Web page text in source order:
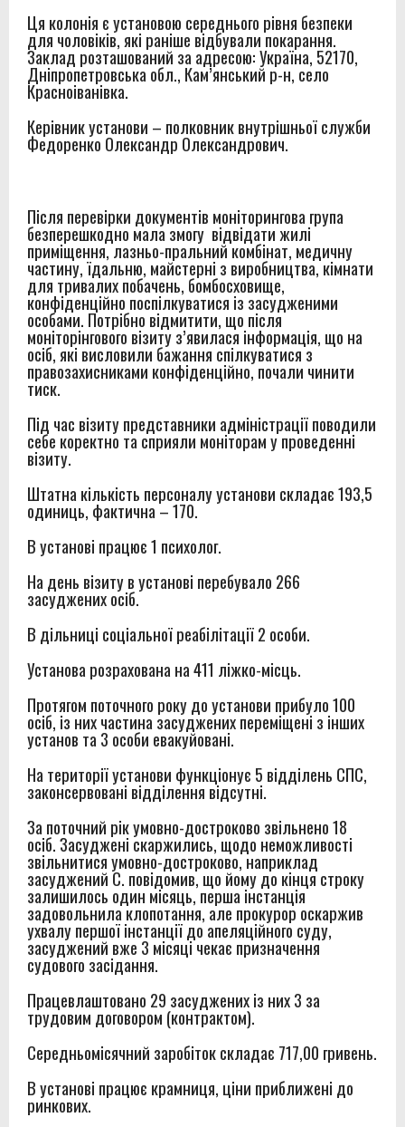
Ця колонія є установою середнього рівня безпеки
для чоловіків, які раніше відбували покарання.
Заклад розташований за адресою: Україна, 52170,
Дніпропетровська обл., Кам’янський р-н, село
Красноіванівка.
Керівник установи – полковник внутрішньої служби
Федоренко Олександр Олександрович.
Після перевірки документів моніторингова група
безперешкодно мала змогу відвідати жилі
приміщення, лазньо-пральний комбінат, медичну
частину, їдальню, майстерні з виробництва, кімнати
для тривалих побачень, бомбосховище,
конфіденційно поспілкуватися із засудженими
особами. Потрібно відмитити, що після
моніторінгового візиту з’явилася інформація, що на
осіб, які висловили бажання спілкуватися з
правозахисниками конфіденційно, почали чинити
тиск.
Під час візиту представники адміністрації поводили
себе коректно та сприяли моніторам у проведенні
візиту.
Штатна кількість персоналу установи складає 193,5
одиниць, фактична – 170.
В установі працює 1 психолог.
На день візиту в установі перебувало 266
засуджених осіб.
В дільниці соціальної реабілітації 2 особи.
Установа розрахована на 411 ліжко-місць.
Протягом поточного року до установи прибуло 100
осіб, із них частина засуджених переміщені з інших
установ та 3 особи евакуйовані.
На території установи функціонує 5 відділень СПС,
законсервовані відділення відсутні.
За поточний рік умовно-достроково звільнено 18
осіб. Засуджені скаржились, щодо неможливості
звільнитися умовно-достроково, наприклад
засуджений С. повідомив, що йому до кінця строку
залишилось один місяць, перша інстанція
задовольнила клопотання, але прокурор оскаржив
ухвалу першої інстанції до апеляційного суду,
засуджений вже 3 місяці чекає призначення
судового засідання.
Працевлаштовано 29 засуджених із них 3 за
трудовим договором (контрактом).
Середньомісячний заробіток складає 717,00 гривень.
В установі працює крамниця, ціни приближені до
ринкових.